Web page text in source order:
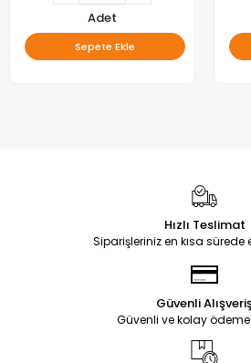
Adet
Sepete Ekle
Hızlı Teslimat
Siparişleriniz en kısa sürede
Güvenli
Güvenli ve kolay